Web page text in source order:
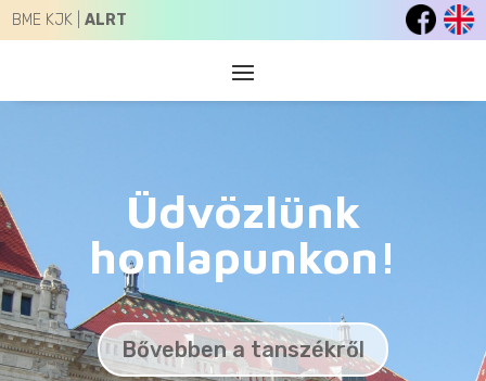
BME KJK |ALRT
Üdvözlünk
honlapunkon!
Bővebben a tanszékről